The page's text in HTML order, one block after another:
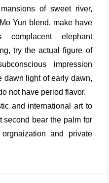
of sweet river,
Yun blend, make have
elephant
try the actual figure of
impression
dawn light of early dawn,
not have period flavor.
and international art to
second bear the palm for
and private